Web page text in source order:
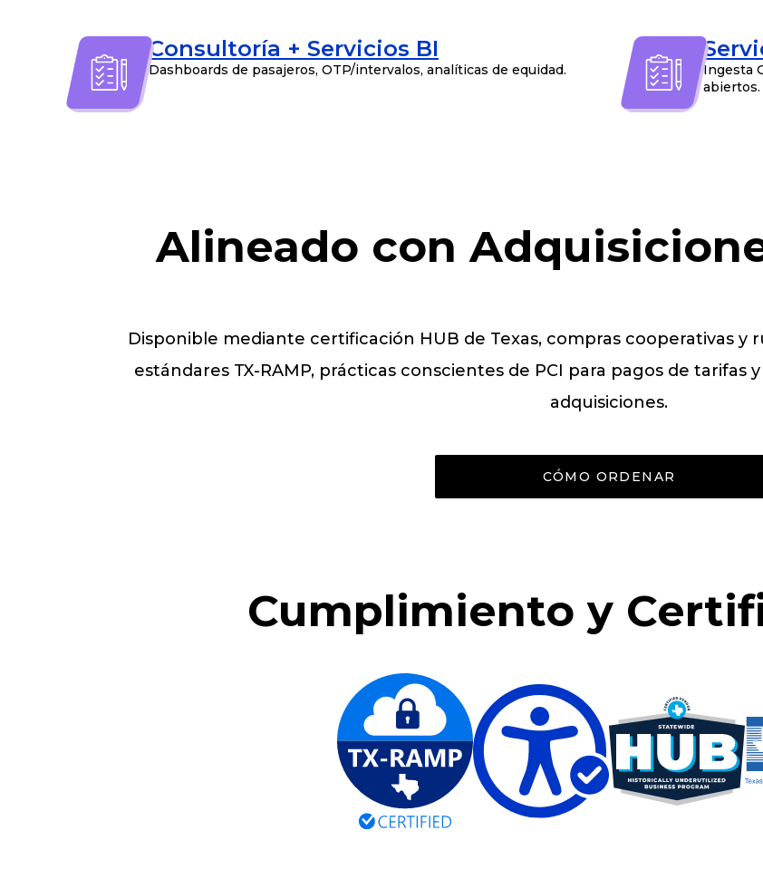
Consultoría + Servicios BI
Dashboards de pasajeros, OTP/intervalos, analíticas de equidad.
Ingesta
abiertos.
Alineado con
Disponible mediante certificación HUB de Texas, compras cooperativas y
estándares TX-RAMP, prácticas conscientes de PCI para pagos de
adquisiciones.
CÓMO ORDENAR
Cumplimiento y